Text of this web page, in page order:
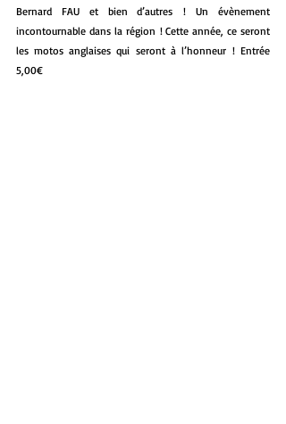
Bernard FAU et bien d’autres ! Un évènement
incontournable dans la région ! Cette année, ce seront
les motos anglaises qui seront à l’honneur ! Entrée
5,00€